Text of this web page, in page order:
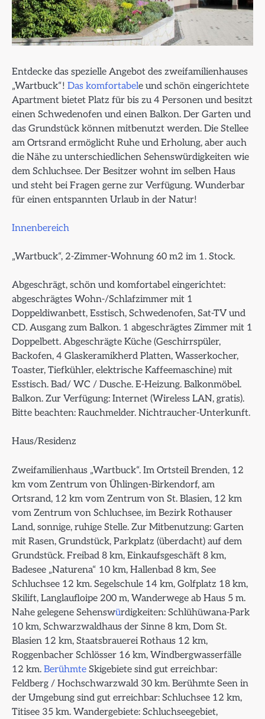
Entdecke das spezielle Angebot des zweifamilienhauses
„Wartbuck“! Das komfortabele und schön eingerichtete
Apartment bietet Platz für bis zu 4 Personen und besitzt
einen Schwedenofen und einen Balkon. Der Garten und
das Grundstück können mitbenutzt werden. Die Stellee
am Ortsrand ermöglicht Ruhe und Erholung, aber auch
die Nähe zu unterschiedlichen Sehenswürdigkeiten wie
dem Schluchsee. Der Besitzer wohnt im selben Haus
und steht bei Fragen gerne zur Verfügung. Wunderbar
für einen entspannten Urlaub in der Natur!
Innenbereich
„Wartbuck“, 2-Zimmer-Wohnung 60 m2 im 1. Stock.
Abgeschrägt, schön und komfortabel eingerichtet:
abgeschrägtes Wohn-/Schlafzimmer mit 1
Doppeldiwanbett, Esstisch, Schwedenofen, Sat-TV und
CD. Ausgang zum Balkon. 1 abgeschrägtes Zimmer mit 1
Doppelbett. Abgeschrägte Küche (Geschirrspüler,
Backofen, 4 Glaskeramikherd Platten, Wasserkocher,
Toaster, Tiefkühler, elektrische Kaffeemaschine) mit
Esstisch. Bad/ WC / Dusche. E-Heizung. Balkonmöbel.
Balkon. Zur Verfügung: Internet (Wireless LAN, gratis).
Bitte beachten: Rauchmelder. Nichtraucher-Unterkunft.
Haus/Residenz
Zweifamilienhaus „Wartbuck“. Im Ortsteil Brenden, 12
km vom Zentrum von Ühlingen-Birkendorf, am
Ortsrand, 12 km vom Zentrum von St. Blasien, 12 km
vom Zentrum von Schluchsee, im Bezirk Rothauser
Land, sonnige, ruhige Stelle. Zur Mitbenutzung: Garten
mit Rasen, Grundstück, Parkplatz (überdacht) auf dem
Grundstück. Freibad 8 km, Einkaufsgeschäft 8 km,
Badesee „Naturena“ 10 km, Hallenbad 8 km, See
Schluchsee 12 km. Segelschule 14 km, Golfplatz 18 km,
Skilift, Langlaufloipe 200 m, Wanderwege ab Haus 5 m.
Nahe gelegene Sehenswürdigkeiten: Schlühüwana-Park
10 km, Schwarzwaldhaus der Sinne 8 km, Dom St.
Blasien 12 km, Staatsbrauerei Rothaus 12 km,
Roggenbacher Schlösser 16 km, Windbergwasserfälle
12 km. Berühmte Skigebiete sind gut erreichbar:
Feldberg / Hochschwarzwald 30 km. Berühmte Seen in
der Umgebung sind gut erreichbar: Schluchsee 12 km,
Titisee 35 km. Wandergebiete: Schluchseegebiet,